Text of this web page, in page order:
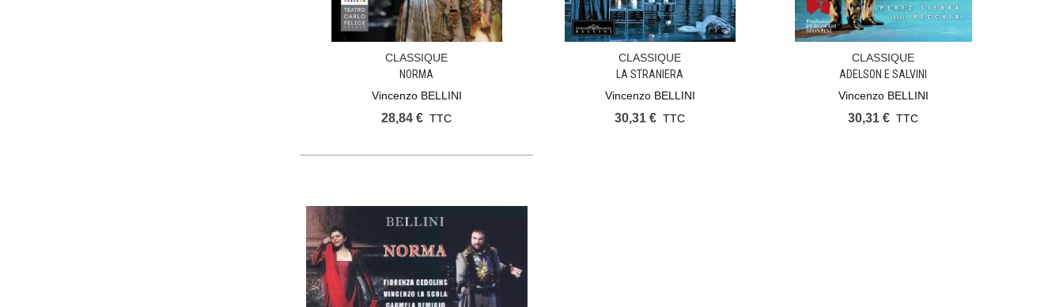
Ajouter Au Panier
CLASSIQUE
NORMA
Vincenzo BELLINI
28,84 € TTC
Ajouter Au Panier
CLASSIQUE
LA STRANIERA
Vincenzo BELLINI
30,31 € TTC
Ajouter Au Panier
CLASSIQUE
ADELSON E SALVINI
Vincenzo BELLINI
30,31 € TTC